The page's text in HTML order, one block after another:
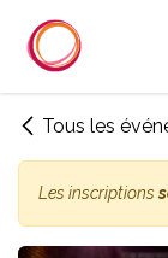
Tous les
Les inscriptions